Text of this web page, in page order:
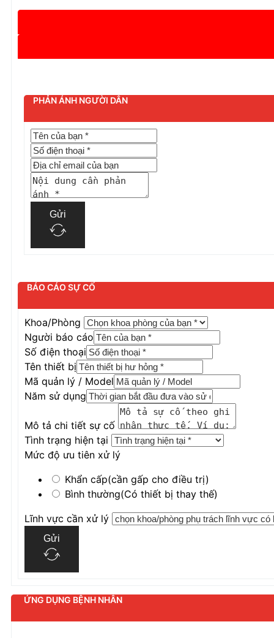
PHẢN ÁNH NGƯỜI DÂN
Gửi
BÁO CÁO SỰ CỐ
Khoa/Phòng
Người báo cáo
Số điện thoại
Tên thiết bị
Mã quản lý / Model
Năm sử dụng
Mô tả chi tiết sự cố
Tình trạng hiện tại
Mức độ ưu tiên xử lý
Khẩn cấp(cần gấp cho điều trị)
Bình thường(Có thiết bị thay thế)
Lĩnh vực cần xử lý
Gửi
ỨNG DỤNG BỆNH NHÂN